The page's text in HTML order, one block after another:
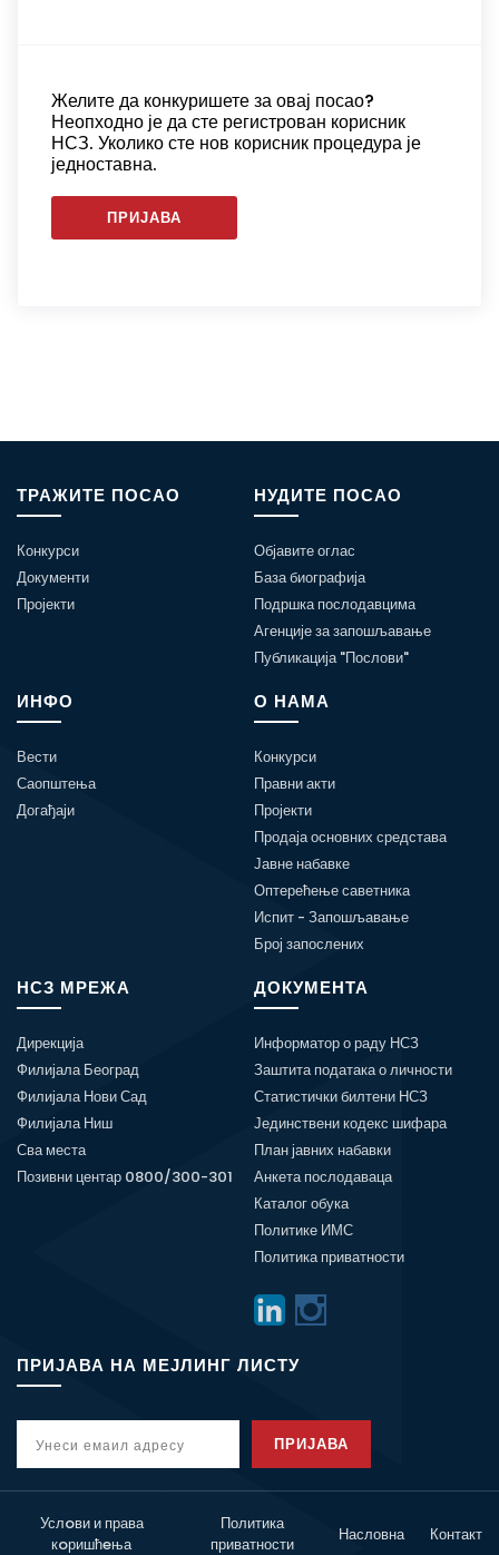
Желите да конкуришете за овај посао?
Неопходно је да сте регистрован корисник
НСЗ. Уколико сте нов корисник процедура је
једноставна.
ПРИЈАВА
ТРАЖИТЕ ПОСАО
Конкурси
Документи
Пројекти
НУДИТЕ ПОСАО
Објавите оглас
База биографија
Подршка послодавцима
Агенције за запошљавање
Публикација "Послови"
ИНФО
Вести
Саопштења
Догађаји
О НАМА
Конкурси
Правни акти
Пројекти
Продаја основних средстава
Јавне набавке
Оптерећење саветника
Испит - Запошљавање
Број запослених
НСЗ МРЕЖА
Дирекција
Филијала Београд
Филијала Нови Сад
Филијала Ниш
Сва места
Позивни центар 0800/300-301
ДОКУМЕНТА
Информатор о раду НСЗ
Заштита података о личности
Статистички билтени НСЗ
Јединствени кодекс шифара
План јавних набавки
Анкета послодаваца
Каталог обука
Политике ИМС
Политика приватности
ПРИЈАВА НА МЕЈЛИНГ ЛИСТУ
ПРИЈАВА
Услoви и права
кoришћeња
Политика
приватности
Насловна Контакт